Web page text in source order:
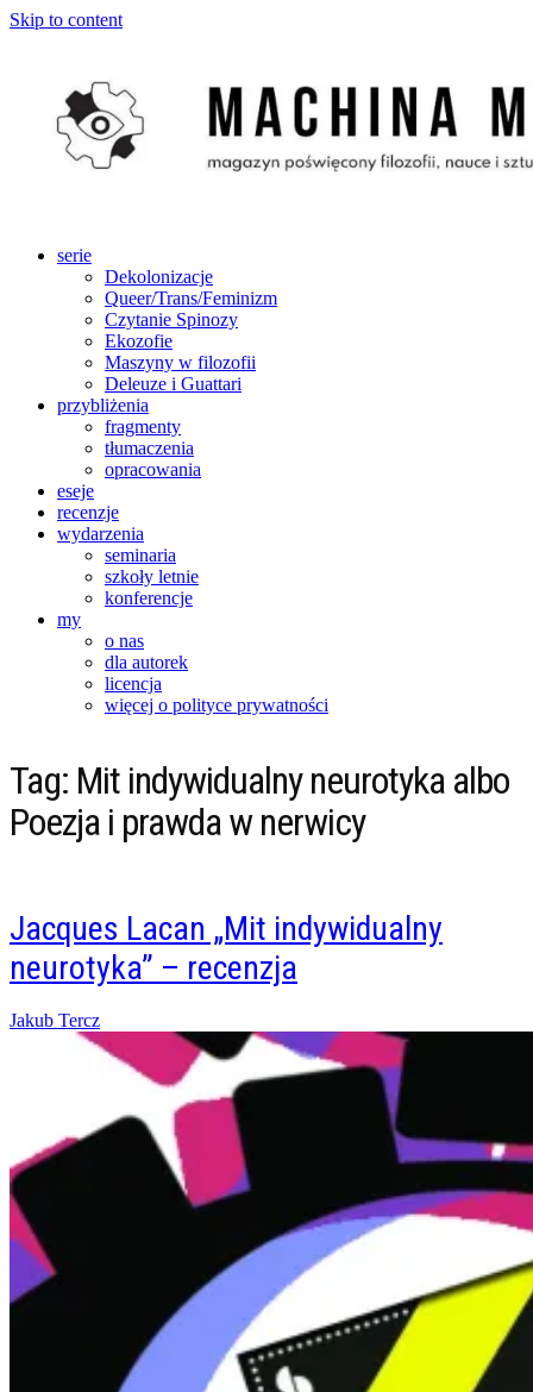
Skip to content
serie
Dekolonizacje
Queer/Trans/Feminizm
Czytanie Spinozy
Ekozofie
Maszyny w filozofii
Deleuze i Guattari
przybliżenia
fragmenty
tłumaczenia
opracowania
eseje
recenzje
wydarzenia
seminaria
szkoły letnie
konferencje
my
o nas
dla autorek
licencja
więcej o polityce prywatności
Tag: Mit indywidualny neurotyka albo
Poezja i prawda w nerwicy
Jacques Lacan „Mit indywidualny
neurotyka” – recenzja
Posted
16/02/2016
Jakub Tercz